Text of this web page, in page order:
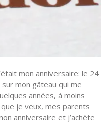
mon anniversaire: le 24
mon gâteau qui me
années, à moins
je veux, mes parents
anniversaire et j’achète